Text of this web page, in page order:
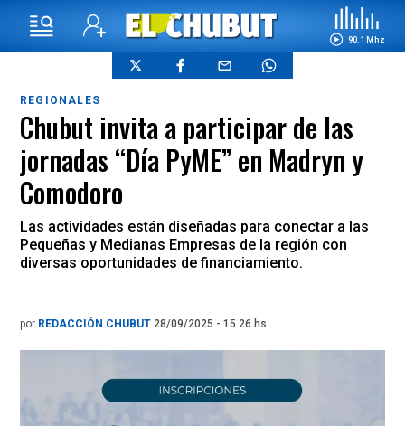
90.1 Mhz
REGIONALES
Chubut invita a participar de las
jornadas “Día PyME” en Madryn y
Comodoro
Las actividades están diseñadas para conectar a las
Pequeñas y Medianas Empresas de la región con
diversas oportunidades de financiamiento.
por REDACCIÓN CHUBUT 28/09/2025 - 15.26.hs